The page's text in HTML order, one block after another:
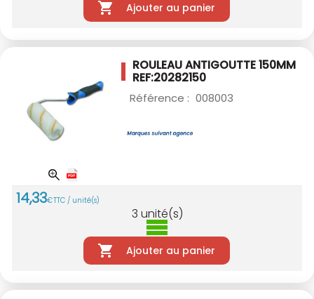
Ajouter au panier
ROULEAU ANTIGOUTTE 150MM
REF:20282150
Référence : 008003
14,33€TTC / unité(s)
3 unité(s)
Ajouter au panier